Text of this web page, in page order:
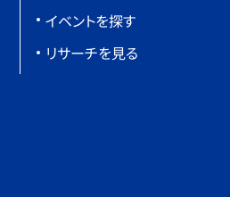
イベントを探す
リサーチを見る